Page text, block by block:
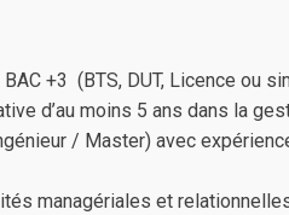
+3 (BTS, DUT, Licence ou
d’au moins 5 ans dans la
/ Master) avec
managériales et